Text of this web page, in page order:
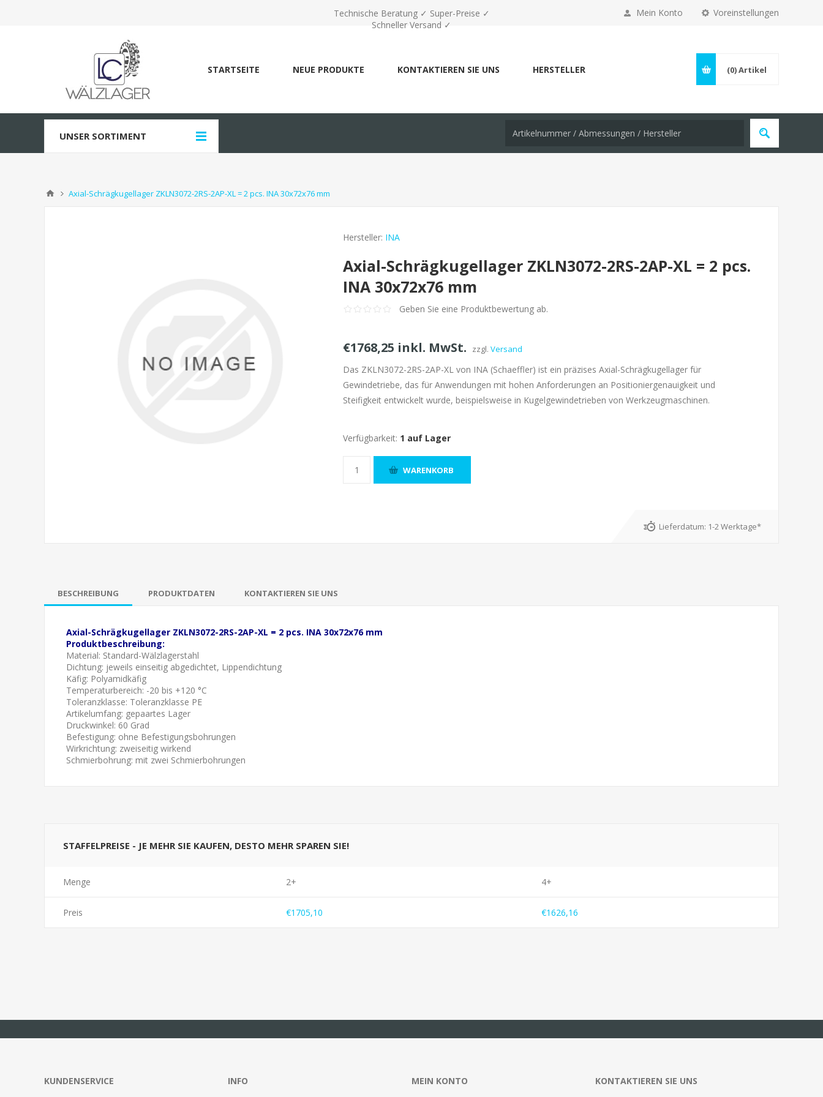
Technische Beratung ✓ Super-Preise ✓
Schneller Versand ✓
Voreinstellungen
Mein Konto
STARTSEITE NEUE PRODUKTE KONTAKTIEREN SIE UNS HERSTELLER (0)Artikel
UNSER SORTIMENT
Axial-Schrägkugellager ZKLN3072-2RS-2AP-XL = 2 pcs. INA 30x72x76 mm
Hersteller: INA
Axial-Schrägkugellager ZKLN3072-2RS-2AP-XL = 2 pcs.
INA 30x72x76 mm
Geben Sie eine Produktbewertung ab.
€1768,25 inkl. MwSt. zzgl.Versand
Das ZKLN3072-2RS-2AP-XL von INA (Schaeffler) ist ein präzises Axial-Schrägkugellager für
Gewindetriebe, das für Anwendungen mit hohen Anforderungen an Positioniergenauigkeit und
Steifigkeit entwickelt wurde, beispielsweise in Kugelgewindetrieben von Werkzeugmaschinen.
Verfügbarkeit: 1 auf Lager
Lieferdatum: 1-2 Werktage*
BESCHREIBUNG PRODUKTDATEN KONTAKTIEREN SIE UNS
Axial-Schrägkugellager ZKLN3072-2RS-2AP-XL = 2 pcs. INA 30x72x76 mm
Produktbeschreibung:
Material: Standard-Wälzlagerstahl
Dichtung: jeweils einseitig abgedichtet, Lippendichtung
Käfig: Polyamidkäfig
Temperaturbereich: -20 bis +120 °C
Toleranzklasse: Toleranzklasse PE
Artikelumfang: gepaartes Lager
Druckwinkel: 60 Grad
Befestigung: ohne Befestigungsbohrungen
Wirkrichtung: zweiseitig wirkend
Schmierbohrung: mit zwei Schmierbohrungen
STAFFELPREISE - JE MEHR SIE KAUFEN, DESTO MEHR SPAREN SIE!
Menge 2+ 4+
Preis €1705,10 €1626,16
KUNDENSERVICE INFO MEIN KONTO KONTAKTIEREN SIE UNS